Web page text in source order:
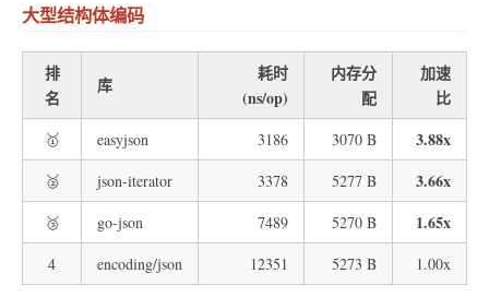
大型结构体编码
排
名
库
耗时
(ns/op)
内存分
配
加速
比
🥇 easyjson 3186 3070 B 3.88x
🥈 json-iterator 3378 5277 B 3.66x
🥉 go-json 7489 5270 B 1.65x
4 encoding/json 12351 5273 B 1.00x